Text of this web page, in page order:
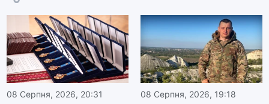
08 Серпня, 2026, 20:31 08 Серпня, 2026, 19:18